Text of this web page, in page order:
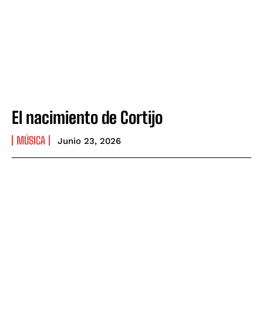
El nacimiento de Cortijo
MÚSICA Junio 23, 2026